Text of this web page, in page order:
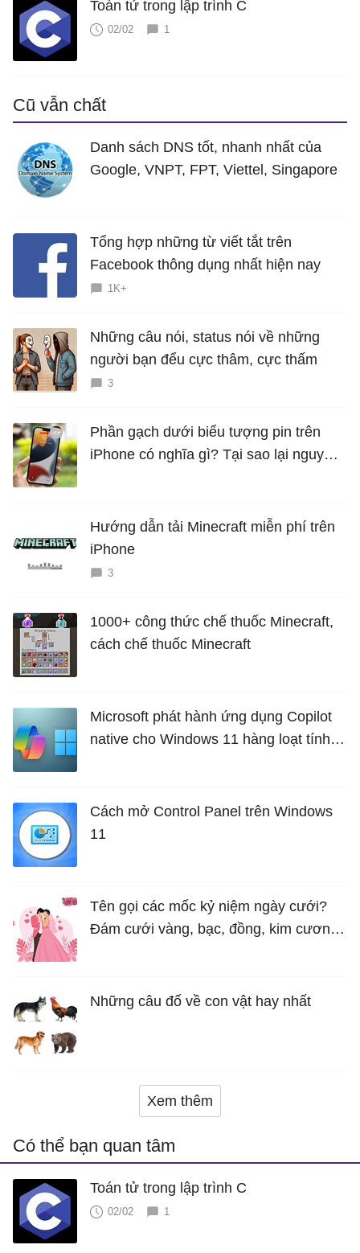
Toán tử trong lập trình C
02/02 1
Cũ vẫn chất
Danh sách DNS tốt, nhanh nhất của
Google, VNPT, FPT, Viettel, Singapore
Tổng hợp những từ viết tắt trên
Facebook thông dụng nhất hiện nay
1K+
Những câu nói, status nói về những
người bạn đểu cực thâm, cực thấm
3
Phần gạch dưới biểu tượng pin trên
iPhone có nghĩa gì? Tại sao lại nguy
Hướng dẫn tải Minecraft miễn phí trên
iPhone
3
1000+ công thức chế thuốc Minecraft,
cách chế thuốc Minecraft
Microsoft phát hành ứng dụng Copilot
native cho Windows 11 hàng loạt tính
Cách mở Control Panel trên Windows
11
Tên gọi các mốc kỷ niệm ngày cưới?
Đám cưới vàng, bạc, đồng, kim cương
Những câu đố về con vật hay nhất
Xem thêm
Có thể bạn quan tâm
Toán tử trong lập trình C
02/02 1